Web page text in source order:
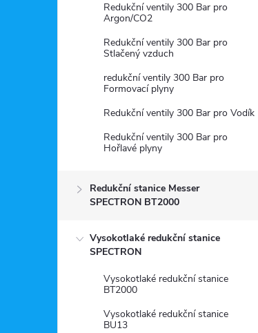
Redukční ventily 300 Bar pro
Argon/CO2
Redukční ventily 300 Bar pro
Stlačený vzduch
redukční ventily 300 Bar pro
Formovací plyny
Redukční ventily 300 Bar pro Vodík
Redukční ventily 300 Bar pro
Hořlavé plyny
Redukční stanice Messer
SPECTRON BT2000
Vysokotlaké redukční stanice
SPECTRON
Vysokotlaké redukční stanice
BT2000
Vysokotlaké redukční stanice
BU13